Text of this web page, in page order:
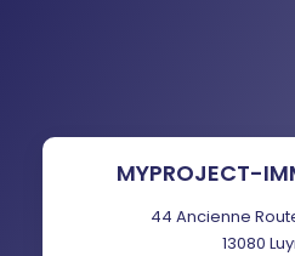
TAXE FONCIÈRE
DISTANCE DE L'AÉROPORT :
MYPROJECT-
44 Ancienne
13080